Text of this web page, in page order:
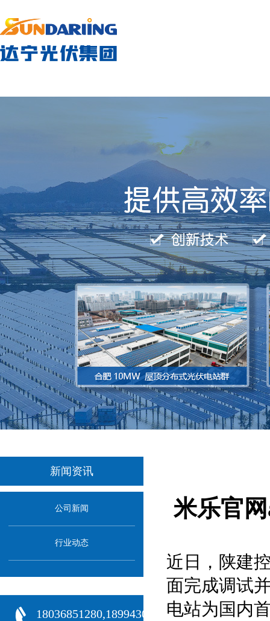
新闻资讯
公司新闻
行业动态
18036851280,18994301288,18068407382
米乐官
近日，陕建
面完成调试
电站为国内